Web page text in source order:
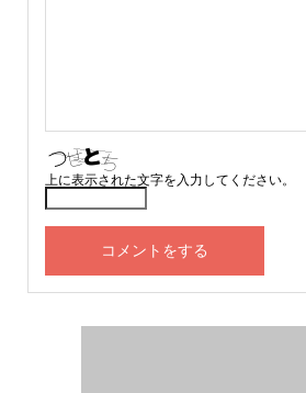
上に表示された文字を入力してください。